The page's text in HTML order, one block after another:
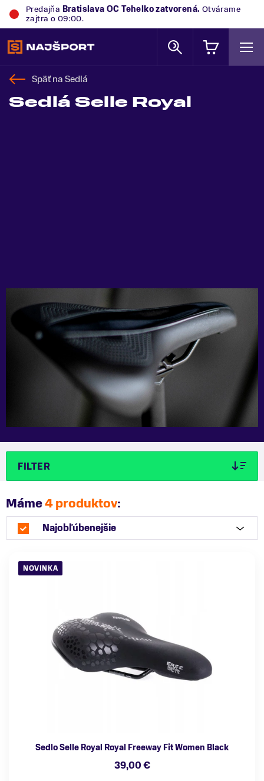
Predajňa Bratislava OC Tehelkozatvorená. Otvárame
zajtra o 09:00.
Späť naSedlá
Sedlá Selle Royal
FILTER
Máme4 produktov:
Najobľúbenejšie
NOVINKA
Sedlo Selle Royal Royal Freeway Fit Women Black
39,00 €